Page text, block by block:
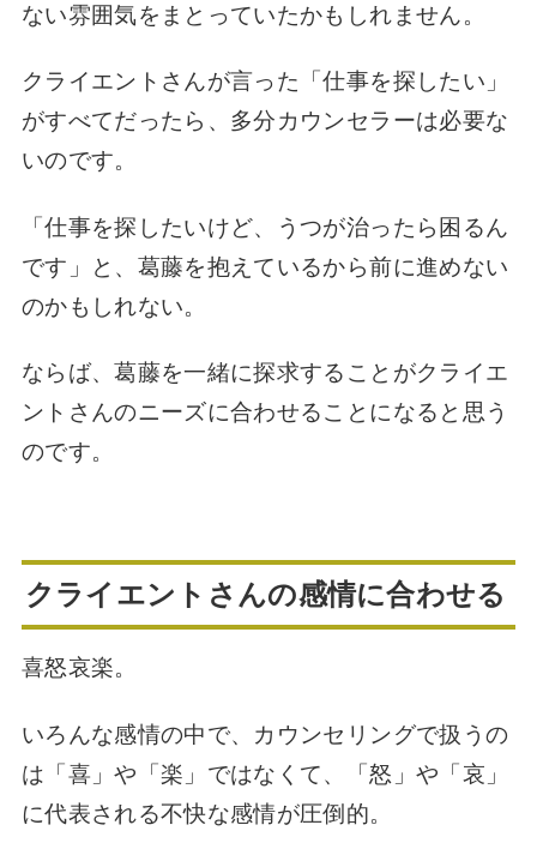
ない雰囲気をまとっていたかもしれません。
クライエントさんが言った「仕事を探したい」
がすべてだったら、多分カウンセラーは必要な
いのです。
「仕事を探したいけど、うつが治ったら困るん
です」と、葛藤を抱えているから前に進めない
のかもしれない。
ならば、葛藤を一緒に探求することがクライエ
ントさんのニーズに合わせることになると思う
のです。
クライエントさんの感情に合わせる
喜怒哀楽。
いろんな感情の中で、カウンセリングで扱うの
は「喜」や「楽」ではなくて、「怒」や「哀」
に代表される不快な感情が圧倒的。